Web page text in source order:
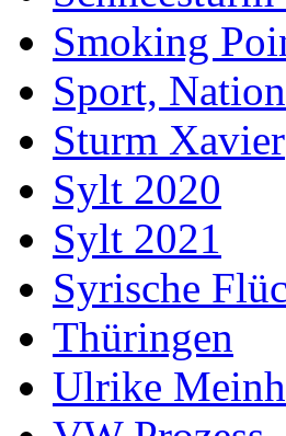
Smoking
Sport,
Sturm Xavier
Sylt 2020
Sylt 2021
Syrische
Thüringen
Ulrike